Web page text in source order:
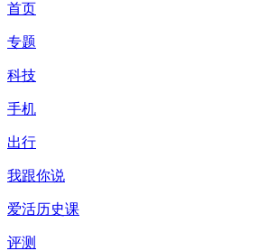
首页
专题
科技
手机
出行
我跟你说
爱活历史课
评测